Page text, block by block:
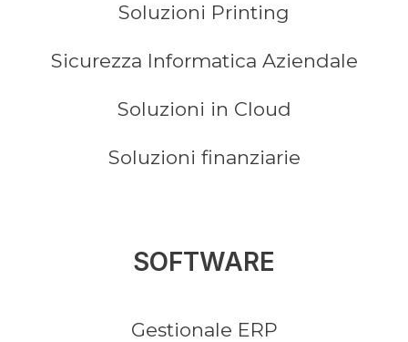
Soluzioni Printing
Sicurezza Informatica Aziendale
Soluzioni in Cloud
Soluzioni finanziarie
SOFTWARE
Gestionale ERP